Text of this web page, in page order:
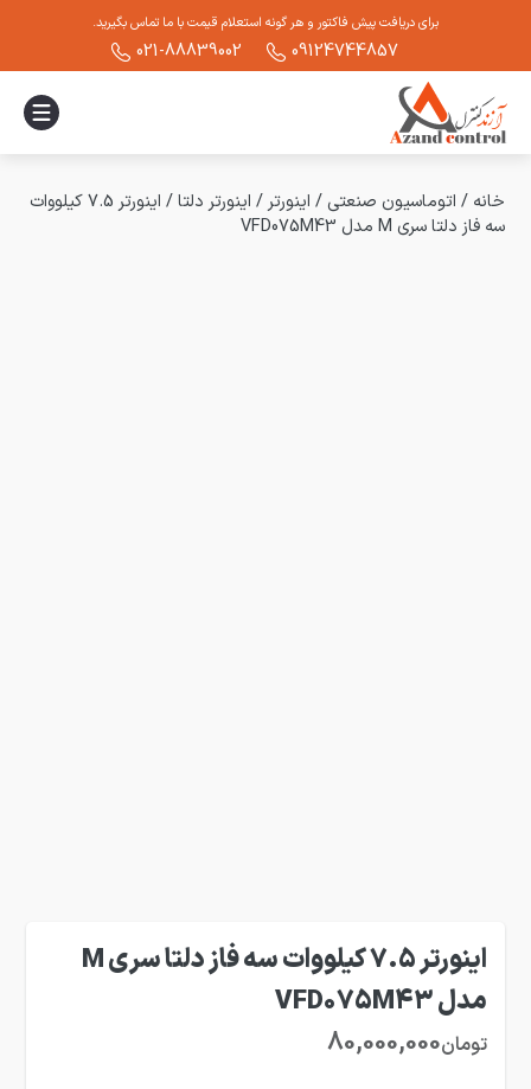
برای دریافت پیش فاکتور و هر گونه استعلام قیمت با ما تماس بگیرید.
09124744857
021-88839002
خانه / اتوماسیون صنعتی / اینورتر / اینورتر دلتا/
اینورتر 7.5 کیلووات
سه فاز دلتا سری M مدل VFD075M43
اینورتر 7.5 کیلووات سه فاز دلتا سری M
مدل VFD075M43
تومان80,000,000